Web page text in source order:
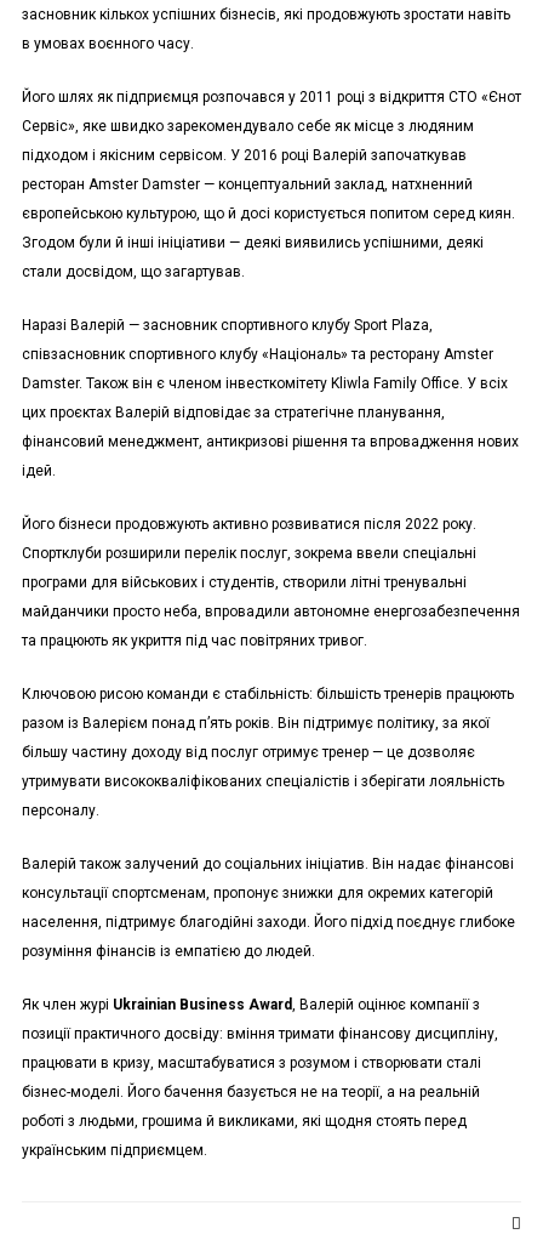
засновник кількох успішних бізнесів, які продовжують зростати навіть
в умовах воєнного часу.
Його шлях як підприємця розпочався у 2011 році з відкриття СТО «Єнот
Сервіс», яке швидко зарекомендувало себе як місце з людяним
підходом і якісним сервісом. У 2016 році Валерій започаткував
ресторан Amster Damster — концептуальний заклад, натхненний
європейською культурою, що й досі користується попитом серед киян.
Згодом були й інші ініціативи — деякі виявились успішними, деякі
стали досвідом, що загартував.
Наразі Валерій — засновник спортивного клубу Sport Plaza,
співзасновник спортивного клубу «Національ» та ресторану Amster
Damster. Також він є членом інвесткомітету Kliwla Family Office. У всіх
цих проєктах Валерій відповідає за стратегічне планування,
фінансовий менеджмент, антикризові рішення та впровадження нових
ідей.
Його бізнеси продовжують активно розвиватися після 2022 року.
Спортклуби розширили перелік послуг, зокрема ввели спеціальні
програми для військових і студентів, створили літні тренувальні
майданчики просто неба, впровадили автономне енергозабезпечення
та працюють як укриття під час повітряних тривог.
Ключовою рисою команди є стабільність: більшість тренерів працюють
разом із Валерієм понад п’ять років. Він підтримує політику, за якої
більшу частину доходу від послуг отримує тренер — це дозволяє
утримувати висококваліфікованих спеціалістів і зберігати лояльність
персоналу.
Валерій також залучений до соціальних ініціатив. Він надає фінансові
консультації спортсменам, пропонує знижки для окремих категорій
населення, підтримує благодійні заходи. Його підхід поєднує глибоке
розуміння фінансів із емпатією до людей.
Як член журі Ukrainian Business Award, Валерій оцінює компанії з
позиції практичного досвіду: вміння тримати фінансову дисципліну,
працювати в кризу, масштабуватися з розумом і створювати сталі
бізнес-моделі. Його бачення базується не на теорії, а на реальній
роботі з людьми, грошима й викликами, які щодня стоять перед
українським підприємцем.